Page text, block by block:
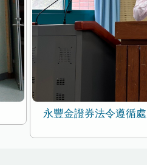
永豐金證券法令遵循